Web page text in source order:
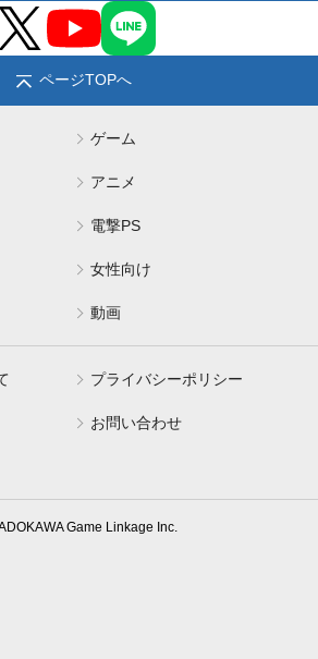
ページTOPへ
ゲーム
アニメ
電撃PS
女性向け
動画
プライバシーポリシー
お問い合わせ
Game Linkage Inc.